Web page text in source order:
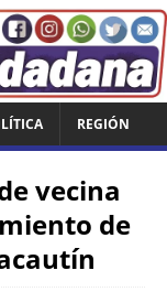
REGIÓN
vecina
de